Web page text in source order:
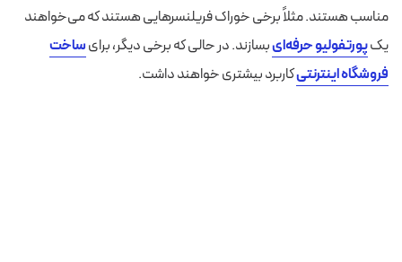
مناسب هستند. مثلاً برخی خوراک فریلنسرهایی هستند که می‌خواهند
یکپورتفولیو حرفه‌ایبسازند. در حالی که برخی دیگر، برایساخت
فروشگاه اینترنتیکاربرد بیشتری خواهند داشت.